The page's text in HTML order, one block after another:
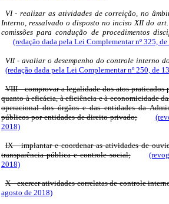
VI - realizar as atividades de correição, no
Interno, ressalvado o disposto no inciso XII do
comissões para condução de procedimentos
(redação dada pela Lei Complementar nº 325,
VII - avaliar o desempenho do controle interno
(redação dada pela Lei Complementar nº 250, de
VIII - comprovar a legalidade dos atos praticados
quanto à eficácia, à eficiência e à economicidade
operacional dos órgãos e das entidades da
públicos por entidades de direito privado;
2018)
IX - implantar e coordenar as atividades de
transparência pública e controle social;
2018)
X - exercer atividades correlatas de controle
agosto de 2018)